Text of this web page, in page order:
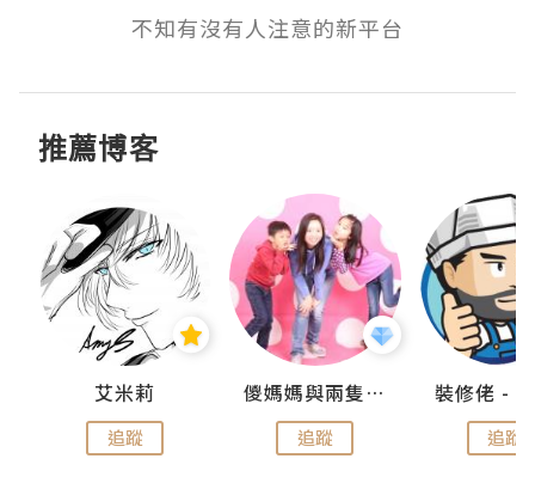
不知有沒有人注意的新平台
推薦博客
艾米莉
追蹤
儍媽媽與兩隻小魔怪之家
追蹤 追蹤